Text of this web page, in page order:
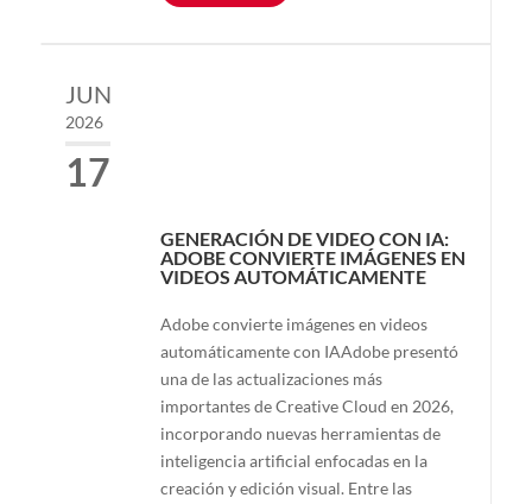
JUN
2026
17
GENERACIÓN DE VIDEO CON IA:
ADOBE CONVIERTE IMÁGENES EN
VIDEOS AUTOMÁTICAMENTE
Adobe convierte imágenes en videos
automáticamente con IAAdobe presentó
una de las actualizaciones más
importantes de Creative Cloud en 2026,
incorporando nuevas herramientas de
inteligencia artificial enfocadas en la
creación y edición visual. Entre las